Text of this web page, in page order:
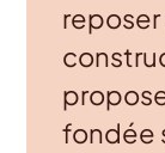
fondée